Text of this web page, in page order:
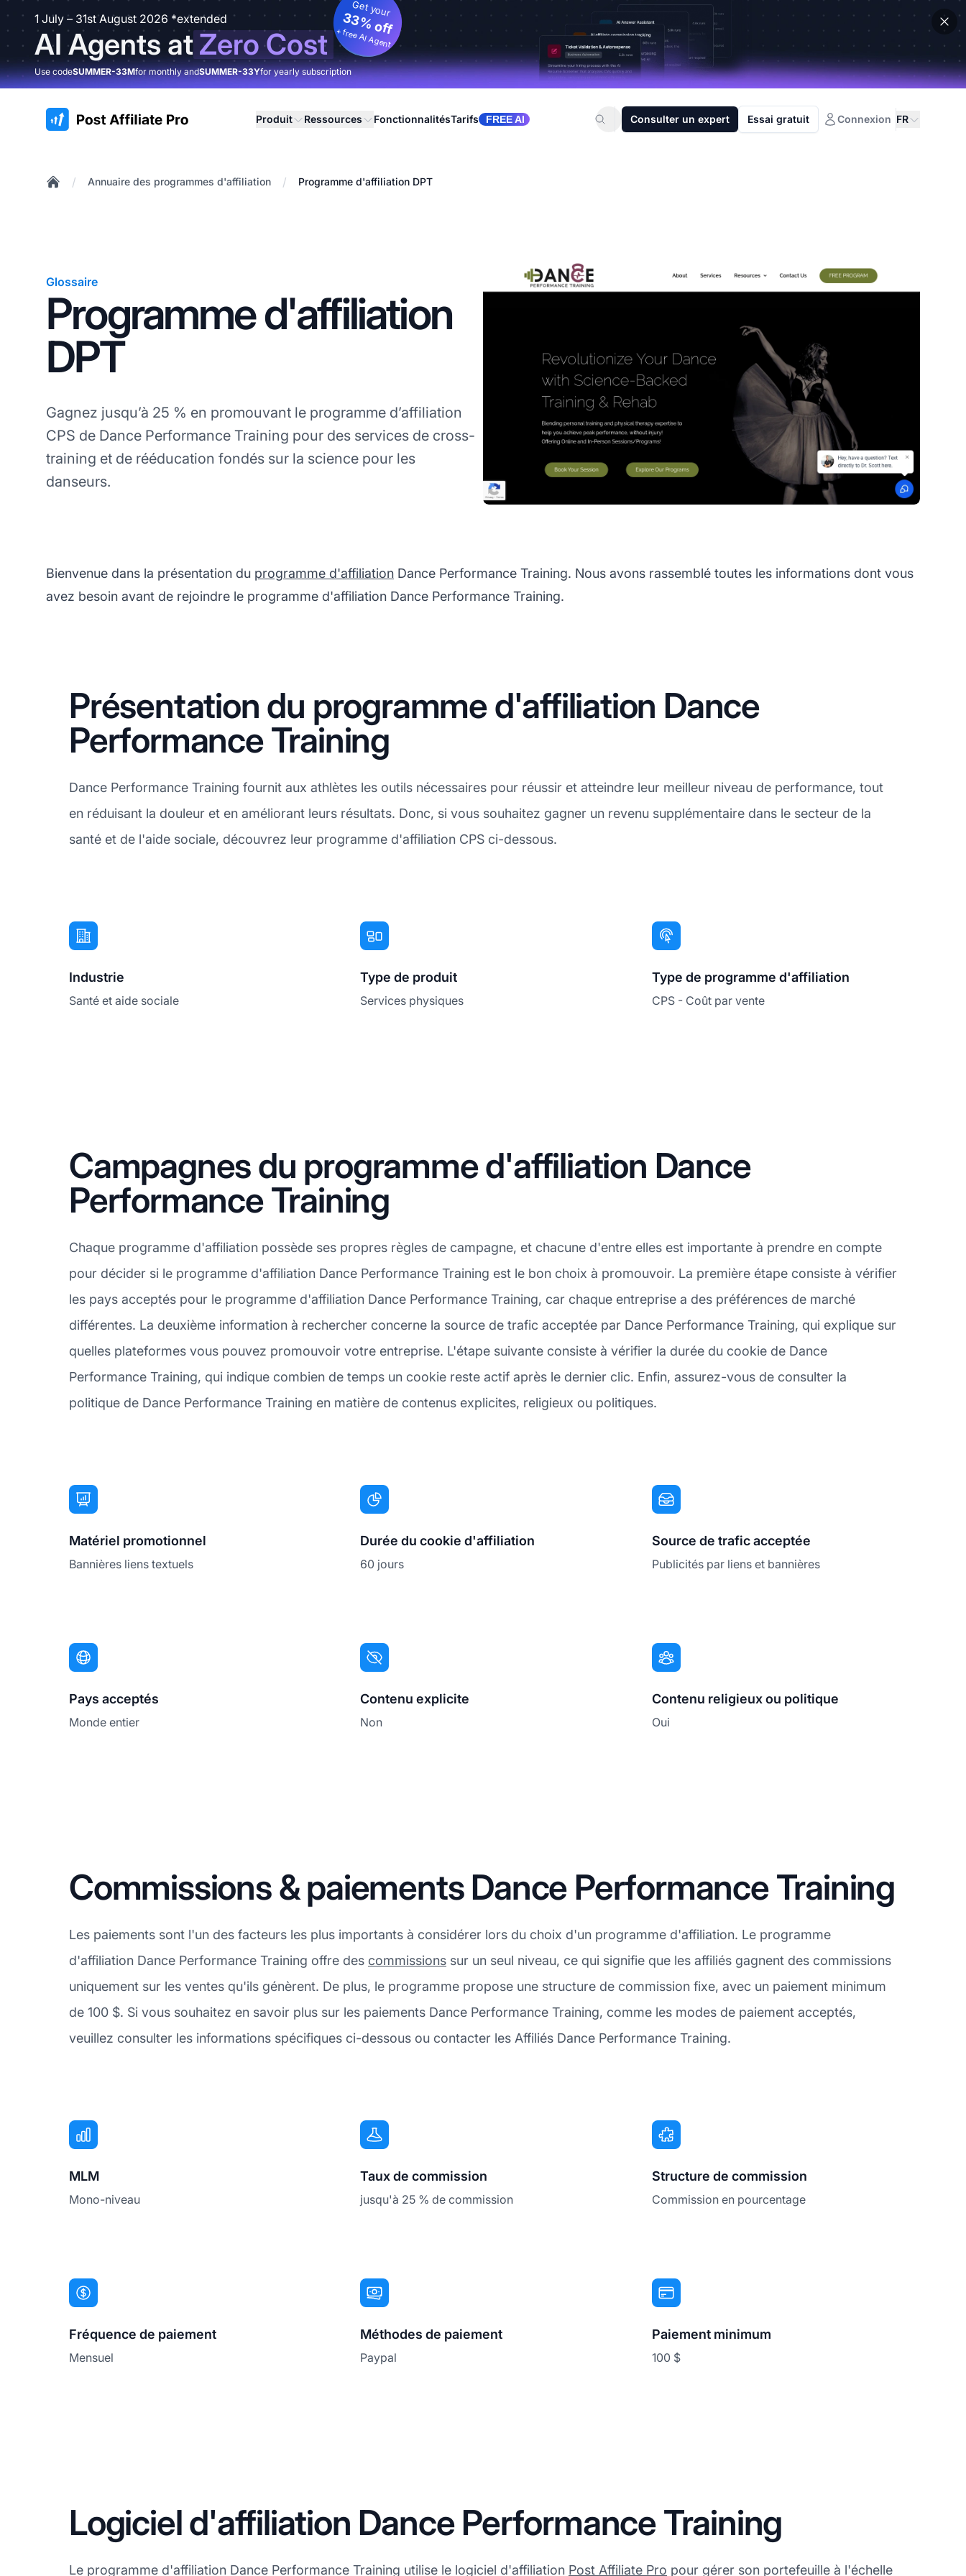
1 July – 31st August 2026 *extended
AI Agents atZero Cost
Get your
33% off
+ free AI Agent
Use codeSUMMER-33Mfor monthly andSUMMER-33Yfor yearly subscription
:site.title Produit Ressources FonctionnalitésTarifs FREE AI Consulter un expert Essai gratuit Connexion FR
/ Annuaire des programmes d'affiliation / Programme d'affiliation DPT
Glossaire
Programme d'affiliation
DPT
Gagnez jusqu’à 25 % en promouvant le programme d’affiliation
CPS de Dance Performance Training pour des services de cross-
training et de rééducation fondés sur la science pour les
danseurs.
Bienvenue dans la présentation du programme d'affiliation Dance Performance Training. Nous avons rassemblé toutes les informations dont vous
avez besoin avant de rejoindre le programme d'affiliation Dance Performance Training.
Présentation du programme d'affiliation Dance
Performance Training
Dance Performance Training fournit aux athlètes les outils nécessaires pour réussir et atteindre leur meilleur niveau de performance, tout
en réduisant la douleur et en améliorant leurs résultats. Donc, si vous souhaitez gagner un revenu supplémentaire dans le secteur de la
santé et de l'aide sociale, découvrez leur programme d'affiliation CPS ci-dessous.
Industrie
Santé et aide sociale
Type de produit
Services physiques
Type de programme d'affiliation
CPS - Coût par vente
Campagnes du programme d'affiliation Dance
Performance Training
Chaque programme d'affiliation possède ses propres règles de campagne, et chacune d'entre elles est importante à prendre en compte
pour décider si le programme d'affiliation Dance Performance Training est le bon choix à promouvoir. La première étape consiste à vérifier
les pays acceptés pour le programme d'affiliation Dance Performance Training, car chaque entreprise a des préférences de marché
différentes. La deuxième information à rechercher concerne la source de trafic acceptée par Dance Performance Training, qui explique sur
quelles plateformes vous pouvez promouvoir votre entreprise. L'étape suivante consiste à vérifier la durée du cookie de Dance
Performance Training, qui indique combien de temps un cookie reste actif après le dernier clic. Enfin, assurez-vous de consulter la
politique de Dance Performance Training en matière de contenus explicites, religieux ou politiques.
Matériel promotionnel
Bannières liens textuels
Durée du cookie d'affiliation
60 jours
Source de trafic acceptée
Publicités par liens et bannières
Pays acceptés
Monde entier
Contenu explicite
Non
Contenu religieux ou politique
Oui
Commissions & paiements Dance Performance Training
Les paiements sont l'un des facteurs les plus importants à considérer lors du choix d'un programme d'affiliation. Le programme
d'affiliation Dance Performance Training offre des commissions sur un seul niveau, ce qui signifie que les affiliés gagnent des commissions
uniquement sur les ventes qu'ils génèrent. De plus, le programme propose une structure de commission fixe, avec un paiement minimum
de 100 $. Si vous souhaitez en savoir plus sur les paiements Dance Performance Training, comme les modes de paiement acceptés,
veuillez consulter les informations spécifiques ci-dessous ou contacter les Affiliés Dance Performance Training.
MLM
Mono-niveau
Taux de commission
jusqu'à 25 % de commission
Structure de commission
Commission en pourcentage
Fréquence de paiement
Mensuel
Méthodes de paiement
Paypal
Paiement minimum
100 $
Logiciel d'affiliation Dance Performance Training
Le programme d'affiliation Dance Performance Training utilise le logiciel d'affiliation Post Affiliate Pro pour gérer son portefeuille à l'échelle